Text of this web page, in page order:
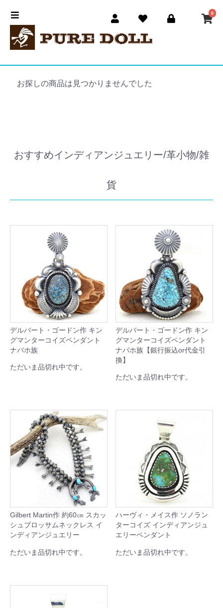
0
お探しの商品は見つかりませんでした
おすすめインディアンジュエリー/革小物/雑
貨
デルバート・ゴードン作 キン
グマンターコイズペンダント
ナバホ族
ただいま品切れ中です。
デルバート・ゴードン作 キン
グマンターコイズペンダント
ナバホ族【銀行振込or代金引
換】
ただいま品切れ中です。
Gilbert Martin作 約60㎝ スカッ
シュブロッサムネックレス イ
ンディアンジュエリー
ただいま品切れ中です。
ハーヴィ・メイス作 ソノラン
ターコイズ インディアンジュ
エリーペンダント
ただいま品切れ中です。